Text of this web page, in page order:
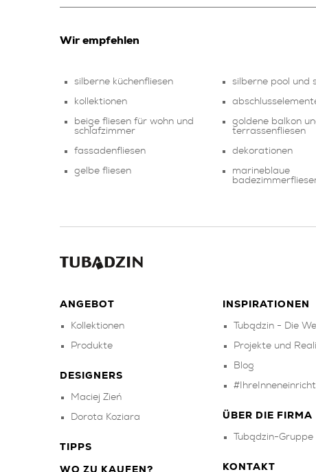
Wir empfehlen
silberne küchenfliesen
kollektionen
beige fliesen für wohn und
schlafzimmer
fassadenfliesen
gelbe fliesen
silberne pool und
goldene balkon
terrassenfliesen
dekorationen
marineblaue
ANGEBOT
Kollektionen
Produkte
DESIGNERS
Maciej Zień
Dorota Koziara
TIPPS
WO ZU KAUFEN?
INSPIRATIONEN
Tubądzin - Die
Projekte und
Blog
ÜBER DIE FIRMA
Tubądzin-Gruppe
KONTAKT